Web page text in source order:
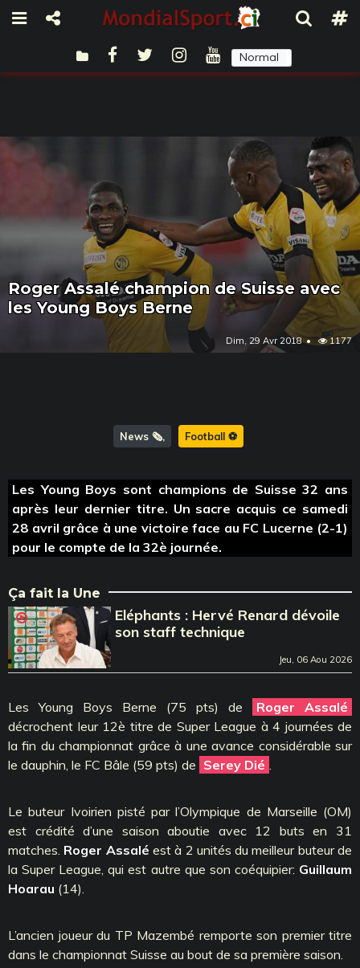
Normal
Roger Assalé champion de Suisse avec
les Young Boys Berne
Dim, 29 Avr 2018 1177
News 🗞️ Football ⚽️
Les Young Boys sont champions de Suisse 32 ans
après leur dernier titre. Un sacre acquis ce samedi
28 avril grâce à une victoire face au FC Lucerne (2-1)
pour le compte de la 32è journée.
Ça fait la Une
Eléphants : Hervé Renard dévoile
son staff technique
Jeu, 06 Aou 2026
Les Young Boys Berne (75 pts) de
Roger Assalé
décrochent leur 12è titre de Super League à 4 journées de
la fin du championnat grâce à une avance considérable sur
le dauphin, le FC Bâle (59 pts) de Serey Dié
Le buteur Ivoirien pisté par l’Olympique de Marseille (OM)
est crédité d’une saison aboutie avec 12 buts en 31
matches. Roger Assalé est à 2 unités du meilleur buteur de
la Super League, qui est autre que son coéquipier: Guillaum
Hoarau (14).
L’ancien joueur du TP Mazembé remporte son premier titre
dans le championnat Suisse au bout de sa première saison.